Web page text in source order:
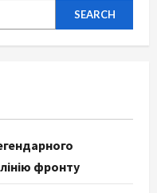
SEARCH
фронту